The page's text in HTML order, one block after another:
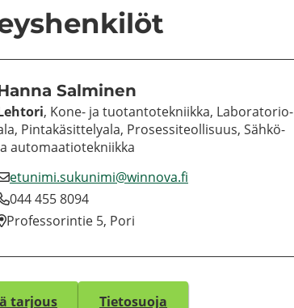
Sal­mi­nen
, Kone- ja tuo­tan­to­tek­niik­ka, La­bo­ra­to­rio­
Pin­ta­kä­sit­te­ly­ala, Pro­ses­si­teol­li­suus, Sähkö-​
au­to­maa­tio­tek­niik­ka
etu­ni­mi.su­ku­ni­mi@winnova.fi
044 455 8094
Pro­fes­so­rin­tie 5, Pori
tar­jous Tie­to­suo­ja